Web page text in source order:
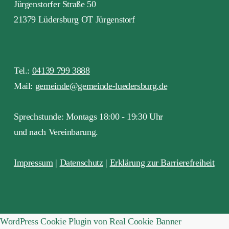
Jürgenstorfer Straße 50
21379 Lüdersburg OT Jürgenstorf
Tel.: 04139 799 3888
Mail: gemeinde@gemeinde-luedersburg.de
Sprechstunde: Montags 18:00 - 19:30 Uhr
und nach Vereinbarung.
Impressum| Datenschutz| Erklärung zur Barrierefreiheit
WordPress Cookie Plugin von Real Cookie Banner